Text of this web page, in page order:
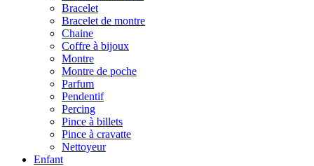
Bracelet
Bracelet de montre
Chaine
Coffre à bijoux
Montre
Montre de poche
Parfum
Pendentif
Percing
Pince à billets
Pince à cravatte
Nettoyeur
Enfant